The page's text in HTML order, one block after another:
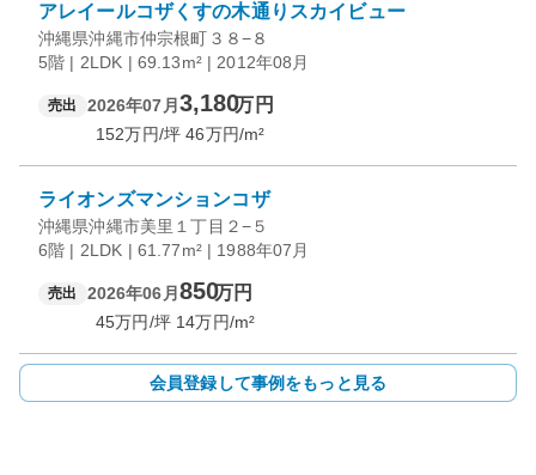
アレイールコザくすの木通りスカイビュー
沖縄県沖縄市仲宗根町３８−８
5階 | 2LDK | 69.13m² | 2012年08月
売出 2026年07月 3,180万円
152万円/坪 46万円/m²
ライオンズマンションコザ
沖縄県沖縄市美里１丁目２−５
6階 | 2LDK | 61.77m² | 1988年07月
売出 2026年06月 850万円
45万円/坪 14万円/m²
会員登録して事例をもっと見る